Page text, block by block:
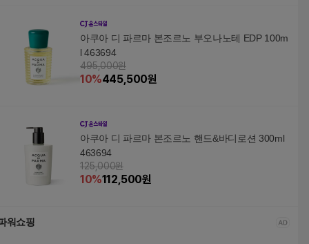
아쿠아 디 파르마 본조르노 부오나노테 EDP 100m
l 463694
495,000원
10%445,500원
아쿠아 디 파르마 본조르노 핸드&바디로션 300ml
463694
125,000원
10%112,500원
워쇼핑